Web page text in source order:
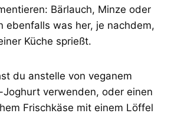
Bärlauch, Minze oder
ebenfalls was her, je nachdem,
Küche sprießt.
du anstelle von veganem
Joghurt verwenden, oder einen
Frischkäse mit einem Löffel